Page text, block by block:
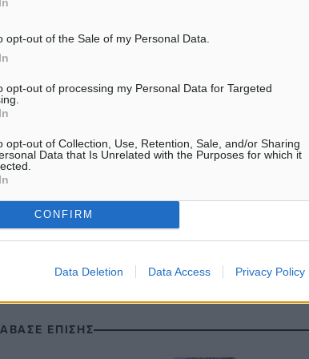
opt-out of the Sale of my Personal Data.
opt-out of processing my Personal Data for Targeted
opt-out of Collection, Use, Retention, Sale, and/or Sharing
Data that Is Unrelated with the Purposes for which it
CONFIRM
Data Deletion Data Access Privacy Policy
αναζήτησης
μας στο Google News ★ ↗
ΕΠΙΣΗΣ